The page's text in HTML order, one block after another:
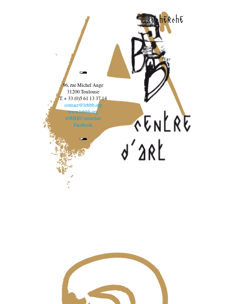
recherche
96, rue Michel Ange
31200 Toulouse
T. + 33 (0)5 61 13 37 14
contact@lebbb.org
www.lebbb.org
@BBBCentredart
Facebook